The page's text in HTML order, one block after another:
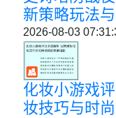
新策略玩法
2026-08-03
化妆小游戏
妆技巧与时